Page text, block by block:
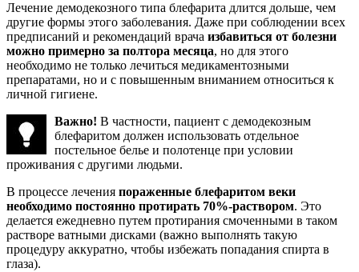
Лечение демодекозного типа блефарита длится дольше, чем
другие формы этого заболевания. Даже при соблюдении всех
предписаний и рекомендаций врача избавиться от болезни
можно примерно за полтора месяца, но для этого
необходимо не только лечиться медикаментозными
препаратами, но и с повышенным вниманием относиться к
личной гигиене.
Важно! В частности, пациент с демодекозным
блефаритом должен использовать отдельное
постельное белье и полотенце при условии
проживания с другими людьми.
В процессе лечения пораженные блефаритом веки
необходимо постоянно протирать 70%-раствором. Это
делается ежедневно путем протирания смоченными в таком
растворе ватными дисками (важно выполнять такую
процедуру аккуратно, чтобы избежать попадания спирта в
глаза).